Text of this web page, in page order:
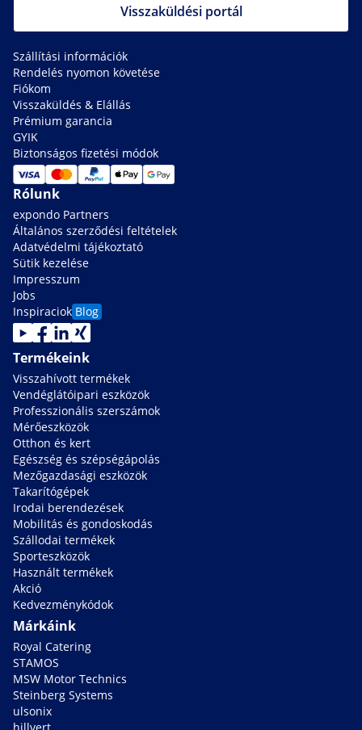
Visszaküldési portál
Szállítási információk
Rendelés nyomon követése
Fiókom
Visszaküldés & Elállás
Prémium garancia
GYIK
Biztonságos fizetési módok
Rólunk
expondo Partners
Általános szerződési feltételek
Adatvédelmi tájékoztató
Sütik kezelése
Impresszum
Jobs
Inspiraciok Blog
Termékeink
Visszahívott termékek
Vendéglátóipari eszközök
Professzionális szerszámok
Mérőeszközök
Otthon és kert
Egészség és szépségápolás
Mezőgazdasági eszközök
Takarítógépek
Irodai berendezések
Mobilitás és gondoskodás
Szállodai termékek
Sporteszközök
Használt termékek
Akció
Kedvezménykódok
Márkáink
Royal Catering
STAMOS
MSW Motor Technics
Steinberg Systems
ulsonix